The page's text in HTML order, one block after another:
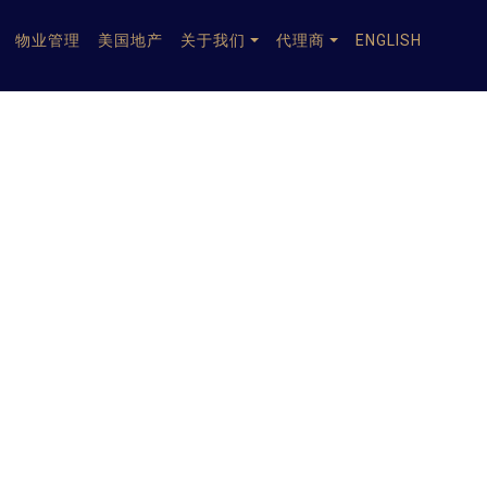
物业管理 美国地产 关于我们 代理商 ENGLISH